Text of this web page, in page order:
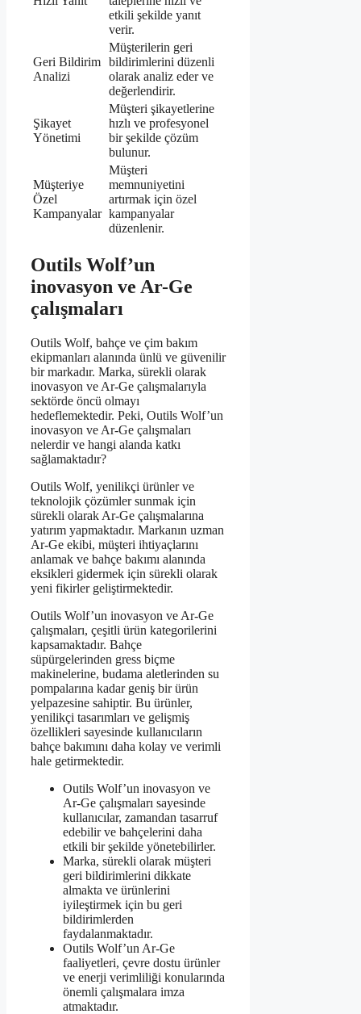
etkili şekilde yanıt
verir.
Geri Bildirim
Analizi
Müşterilerin geri
bildirimlerini düzenli
olarak analiz eder ve
değerlendirir.
Şikayet
Yönetimi
Müşteri şikayetlerine
hızlı ve profesyonel
bir şekilde çözüm
bulunur.
Müşteriye
Özel
Kampanyalar
Müşteri
memnuniyetini
artırmak için özel
kampanyalar
düzenlenir.
Outils Wolf’un
inovasyon ve Ar-Ge
çalışmaları
Outils Wolf, bahçe ve çim bakım
ekipmanları alanında ünlü ve güvenilir
bir markadır. Marka, sürekli olarak
inovasyon ve Ar-Ge çalışmalarıyla
sektörde öncü olmayı
hedeflemektedir. Peki, Outils Wolf’un
inovasyon ve Ar-Ge çalışmaları
nelerdir ve hangi alanda katkı
sağlamaktadır?
Outils Wolf, yenilikçi ürünler ve
teknolojik çözümler sunmak için
sürekli olarak Ar-Ge çalışmalarına
yatırım yapmaktadır. Markanın uzman
Ar-Ge ekibi, müşteri ihtiyaçlarını
anlamak ve bahçe bakımı alanında
eksikleri gidermek için sürekli olarak
yeni fikirler geliştirmektedir.
Outils Wolf’un inovasyon ve Ar-Ge
çalışmaları, çeşitli ürün kategorilerini
kapsamaktadır. Bahçe
süpürgelerinden gress biçme
makinelerine, budama aletlerinden su
pompalarına kadar geniş bir ürün
yelpazesine sahiptir. Bu ürünler,
yenilikçi tasarımları ve gelişmiş
özellikleri sayesinde kullanıcıların
bahçe bakımını daha kolay ve verimli
hale getirmektedir.
Outils Wolf’un inovasyon ve
Ar-Ge çalışmaları sayesinde
kullanıcılar, zamandan tasarruf
edebilir ve bahçelerini daha
etkili bir şekilde yönetebilirler.
Marka, sürekli olarak müşteri
geri bildirimlerini dikkate
almakta ve ürünlerini
iyileştirmek için bu geri
bildirimlerden
faydalanmaktadır.
Outils Wolf’un Ar-Ge
faaliyetleri, çevre dostu ürünler
ve enerji verimliliği konularında
önemli çalışmalara imza
atmaktadır.